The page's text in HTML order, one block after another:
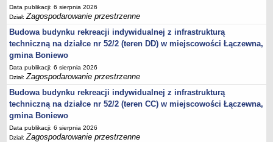
Gminna komisja Profilaktyki i Rozwiązywania Problemów
alkoholowych
Strategia Rozwiązywania Problemów Społecznych
Strategia Rozwoju Turystycznego Gminy Boniewo
Program współpracy z organizacjami pozarządowymi
Program profilaktyki i rozwiązywania problemów alkoholowych
Lokalny program rozwoju Gminy Boniewo na lata 2012-2020
PROGRAM USUWANIA AZBESTU I WYROBÓW
ZAWIERAJĄCYCH AZBEST DLA GMINY BONIEWO NA LATA
Data publikacji: 6 sierpnia 2026
Dział:Zagospodarowanie przestrzenne
Budowa budynku rekreacji indywidualnej z infrastrukturą
techniczną na działce nr 52/2 (teren DD) w miejscowości Łączewna,
gmina Boniewo
Data publikacji: 6 sierpnia 2026
Dział:Zagospodarowanie przestrzenne
Budowa budynku rekreacji indywidualnej z infrastrukturą
techniczną na działce nr 52/2 (teren CC) w miejscowości Łączewna,
gmina Boniewo
Data publikacji: 6 sierpnia 2026
Dział:Zagospodarowanie przestrzenne